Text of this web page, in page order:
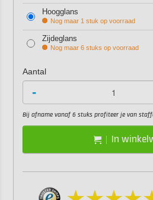
Hoogglans
Nog maar 1 stuk op voorraad
Zijdeglans
Nog maar 6 stuks op voorraad
Aantal
-
Bij afname vanaf 6 stuks profiteer je van
In